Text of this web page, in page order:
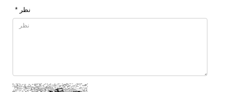
* نظر